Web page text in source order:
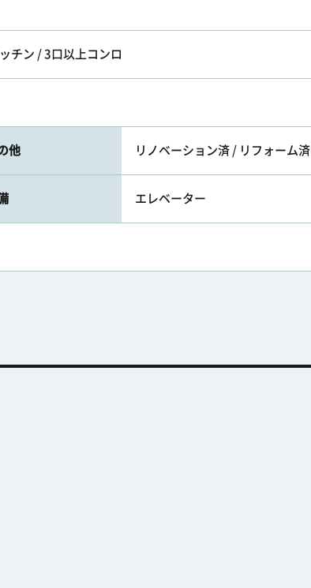
チン / 3口以上コンロ
他 リノベーション済 / リフォーム済
エレベーター